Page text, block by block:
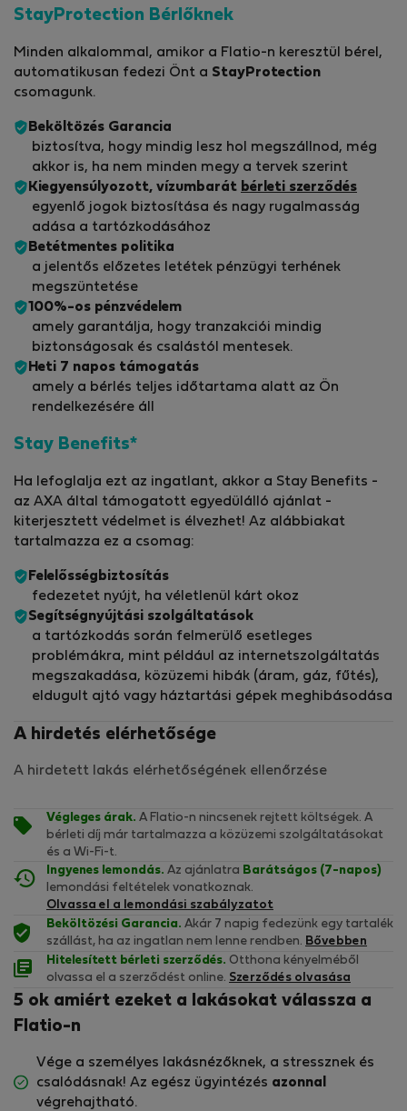
rendelkezésre.
is kínálunk.
🐾 Háziállatok: Háziállatok is szívesen látottak, de
kérjük, előre tájékoztassanak minket, hogy
megtehessük a szükséges intézkedéseket.
📜 Házirend:
Csendes órákon: 22:00 és 7:00 között a nyugodt
környezet fenntartása érdekében.
A dohányzás csak a kijelölt kültéri területeken
engedélyezett.
Kérjük, tartsa tiszteletben a Madhuban szálláshelyet
és a többi vendéget.
Ha foglalás előtt bármilyen kérdése van, bátran
forduljon hozzánk! Örömmel várjuk Önt. 😊
StayProtection Bérlőknek
Minden alkalommal, amikor a Flatio-n keresztül bérel,
automatikusan fedezi Önt a StayProtection
csomagunk.
Beköltözés Garancia
biztosítva, hogy mindig lesz hol megszállnod, még
akkor is, ha nem minden megy a tervek szerint
Kiegyensúlyozott, vízumbarát bérleti szerződés
egyenlő jogok biztosítása és nagy rugalmasság
adása a tartózkodásához
Betétmentes politika
a jelentős előzetes letétek pénzügyi terhének
megszüntetése
100%-os pénzvédelem
amely garantálja, hogy tranzakciói mindig
biztonságosak és csalástól mentesek.
Heti 7 napos támogatás
amely a bérlés teljes időtartama alatt az Ön
rendelkezésére áll
Stay Benefits*
Ha lefoglalja ezt az ingatlant, akkor a Stay Benefits -
az AXA által támogatott egyedülálló ajánlat -
kiterjesztett védelmet is élvezhet! Az alábbiakat
tartalmazza ez a csomag:
Felelősségbiztosítás
fedezetet nyújt, ha véletlenül kárt okoz
Segítségnyújtási szolgáltatások
a tartózkodás során felmerülő esetleges
problémákra, mint például az internetszolgáltatás
megszakadása, közüzemi hibák (áram, gáz, fűtés),
eldugult ajtó vagy háztartási gépek meghibásodása
A hirdetés elérhetősége
A hirdetett lakás elérhetőségének ellenőrzése
Végleges árak. A Flatio-n nincsenek rejtett költségek. A
bérleti díj már tartalmazza a közüzemi szolgáltatásokat
és a Wi-Fi-t.
Ingyenes lemondás. Az ajánlatra Barátságos (7-napos)
lemondási feltételek vonatkoznak.
Olvassa el a lemondási szabályzatot
Beköltözési Garancia. Akár 7 napig fedezünk egy tartalék
szállást, ha az ingatlan nem lenne rendben. Bővebben
Hitelesített bérleti szerződés. Otthona kényelméből
olvassa el a szerződést online. Szerződés olvasása
5 ok amiért ezeket a lakásokat válassza a
Flatio-n
Vége a személyes lakásnézőknek, a stressznek és
csalódásnak! Az egész ügyintézés azonnal
végrehajtható.